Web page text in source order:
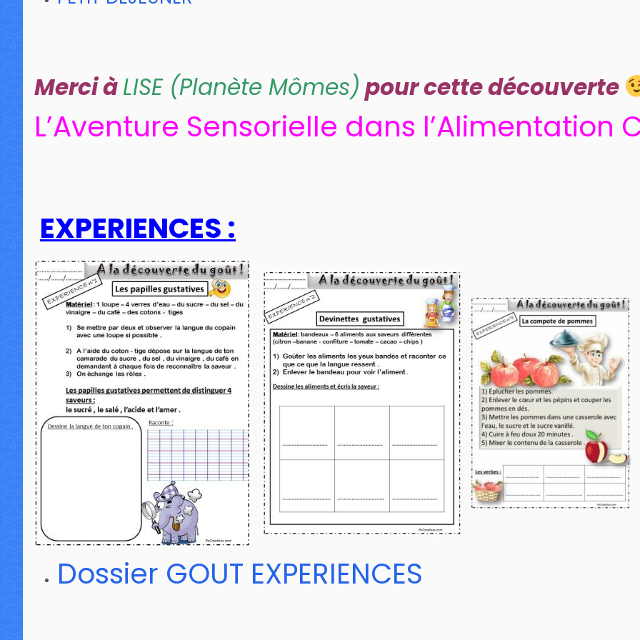
Merci àLISE (Planète Mômes) pour cette découverte
L’Aventure Sensorielle dans l’Alimentation
EXPERIENCES :
Dossier GOUT EXPERIENCES